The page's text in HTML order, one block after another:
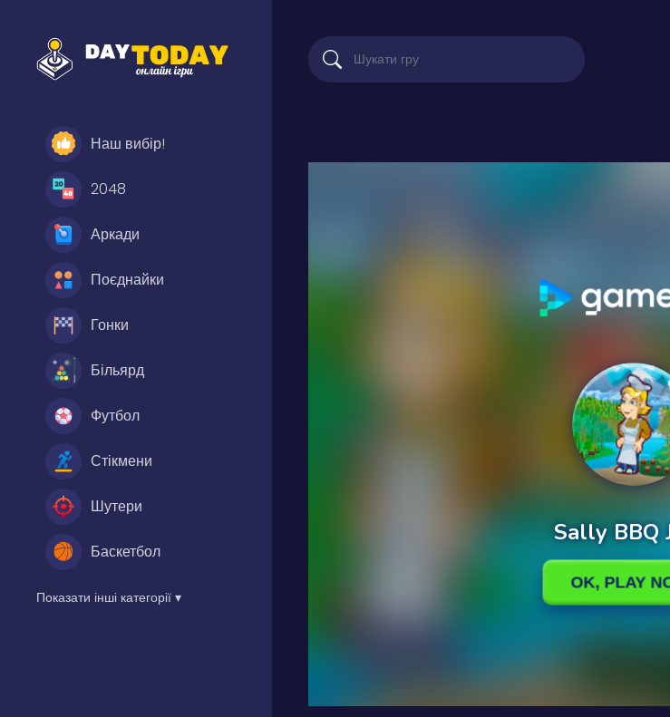
Наш вибір!
2048
Аркади
Поєднайки
Гонки
Більярд
Футбол
Стікмени
Шутери
Баскетбол
Показати інші категорії ▾